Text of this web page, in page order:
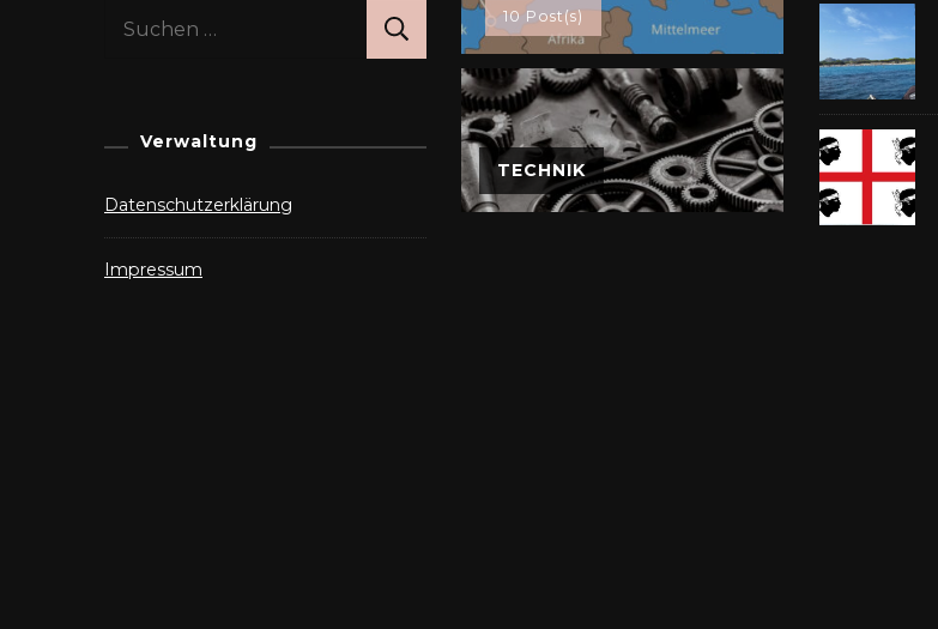
Suchen
Verwaltung
Datenschutzerklärung
Impressum
10 Post(s)
TECHNIK